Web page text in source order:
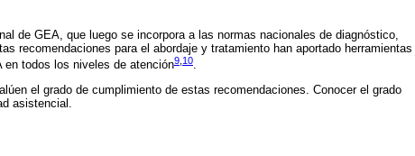
de GEA, que luego se incorpora a las normas nacionales de diagnóstico,
recomendaciones para el abordaje y tratamiento han aportado herramientas
todos los niveles de atención9 10
el grado de cumplimiento de estas recomendaciones. Conocer el grado
asistencial.